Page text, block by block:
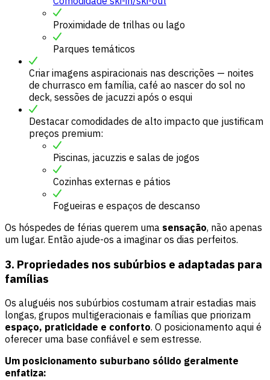
Proximidade de trilhas ou lago
Parques temáticos
Criar imagens aspiracionais nas descrições — noites
de churrasco em família, café ao nascer do sol no
deck, sessões de jacuzzi após o esqui
Destacar comodidades de alto impacto que justificam
preços premium:
Piscinas, jacuzzis e salas de jogos
Cozinhas externas e pátios
Fogueiras e espaços de descanso
Os hóspedes de férias querem uma sensação, não apenas
um lugar. Então ajude-os a imaginar os dias perfeitos.
3. Propriedades nos subúrbios e adaptadas para
famílias
Os aluguéis nos subúrbios costumam atrair estadias mais
longas, grupos multigeracionais e famílias que priorizam
espaço, praticidade e conforto. O posicionamento aqui é
oferecer uma base confiável e sem estresse.
Um posicionamento suburbano sólido geralmente
enfatiza: